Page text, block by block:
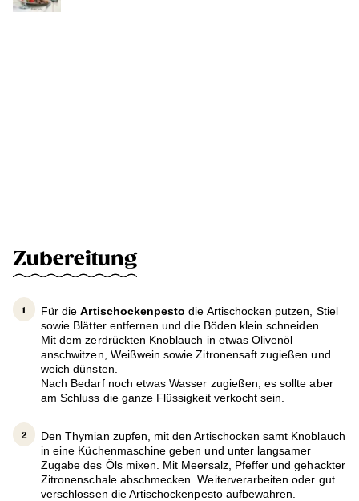
Zubereitung
Für dieArtischockenpesto die Artischocken putzen, Stiel
sowie Blätter entfernen und die Böden klein schneiden.
Mit dem zerdrückten Knoblauch in etwas Olivenöl
anschwitzen, Weißwein sowie Zitronensaft zugießen und
weich dünsten.
Nach Bedarf noch etwas Wasser zugießen, es sollte aber
am Schluss die ganze Flüssigkeit verkocht sein.
Den Thymian zupfen, mit den Artischocken samt Knoblauch
in eine Küchenmaschine geben und unter langsamer
Zugabe des Öls mixen. Mit Meersalz, Pfeffer und gehackter
Zitronenschale abschmecken. Weiterverarbeiten oder gut
verschlossen die Artischockenpesto aufbewahren.